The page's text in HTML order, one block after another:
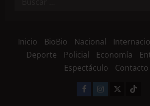
Inicio BioBio Nacional
Deporte
Policial Economía
Espectáculo
Contacto